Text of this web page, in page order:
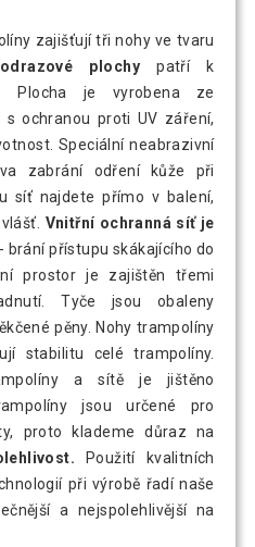
zajišťují tři nohy ve tvaru
plochypatří k
Plocha je vyrobena ze
s ochranou proti UV záření,
Speciální neabrazivní
zabrání odření kůže při
síť najdete přímo v balení,
Vnitřní ochranná síť je
brání přístupu skákajícího do
prostor je zajištěn třemi
Tyče jsou obaleny
pěny. Nohy trampolíny
stabilitu celé trampolíny.
a sítě je jištěno
jsou určené pro
proto klademe důraz na
Použití kvalitních
při výrobě řadí naše
a nejspolehlivější na